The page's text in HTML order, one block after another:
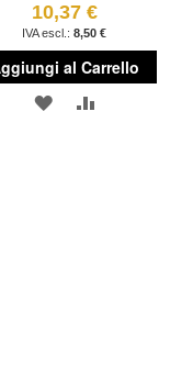
10,37 €
8,50 €
al Carrello
AGGIUNGI